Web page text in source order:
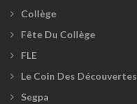
Collège
Fête Du Collège
FLE
Le Coin Des Découvertes
Segpa